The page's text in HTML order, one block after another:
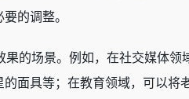
的调整。
的场景。例如，在社交媒体
的面具等；在教育领域，可以将